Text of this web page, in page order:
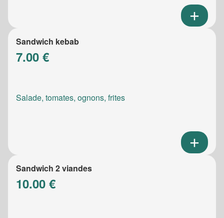
Sandwich kebab
7.00 €
Salade, tomates, ognons, frites
Sandwich 2 viandes
10.00 €